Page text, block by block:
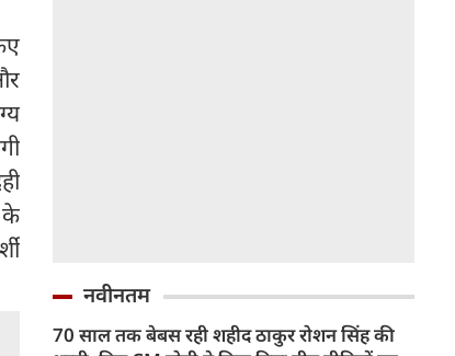
के
नवीनतम
70 साल तक बेबस रही शहीद ठाकुर रोशन सिंह की